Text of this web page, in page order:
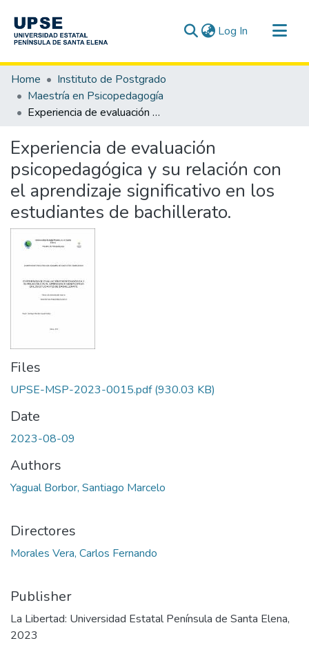
Log In (current)
Communities & Collections
All of DSpace
Statistics
Home
Instituto de Postgrado
Maestría en Psicopedagogía
Experiencia de evaluación psicopedagógica y su relación con el aprendizaje significativo en los estudiantes de bachillerato.
Experiencia de evaluación
psicopedagógica y su relación con
el aprendizaje significativo en los
estudiantes de bachillerato.
Files
UPSE-MSP-2023-0015.pdf(930.03 KB)
Date
2023-08-09
Authors
Yagual Borbor, Santiago Marcelo
Directores
Morales Vera, Carlos Fernando
Publisher
La Libertad: Universidad Estatal Península de Santa Elena,
2023